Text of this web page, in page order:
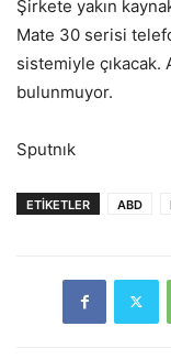
Şirkete yakın
Mate 30 serisi
sistemiyle
bulunmuyor.
Sputnık
ETIKETLER ABD